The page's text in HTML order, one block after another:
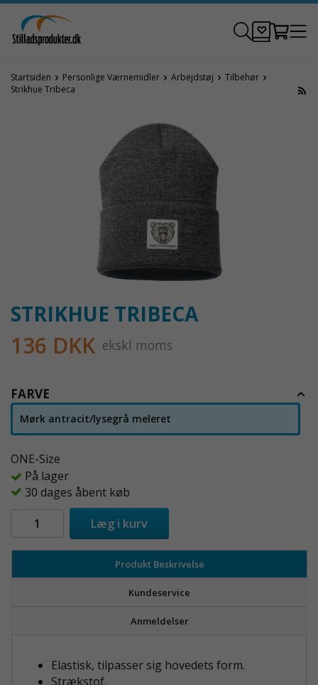
Startsiden Personlige Værnemidler Arbejdstøj
Tilbehør
Strikhue Tribeca
STRIKHUE TRIBECA
136 DKK ekskl moms
FARVE
Mørk antracit/lysegrå meleret
ONE-Size
På lager
30 dages åbent køb
Læg i kurv
Produkt Beskrivelse
Kundeservice
Anmeldelser
Elastisk, tilpasser sig hovedets form.
Strækstof.